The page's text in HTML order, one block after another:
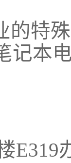
的特
记本
E319